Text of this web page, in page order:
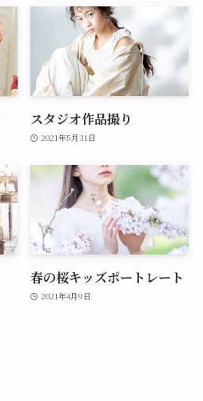
スタジオ作品撮り
2021年5月31日
春の桜キッズポートレート
2021年4月9日